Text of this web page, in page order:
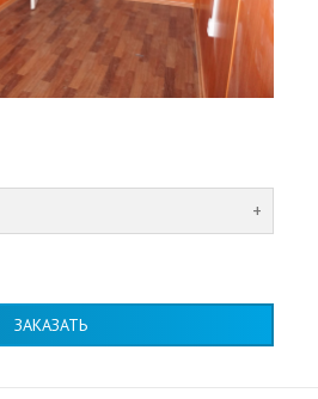
ЗАКАЗАТЬ